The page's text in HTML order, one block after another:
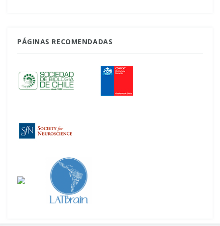
PÁGINAS RECOMENDADAS